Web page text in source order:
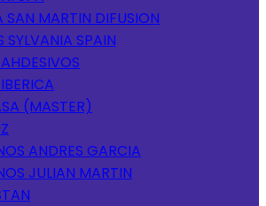
SAN MARTIN DIFUSION
SYLVANIA SPAIN
(MASTER)
ANDRES GARCIA
JULIAN MARTIN